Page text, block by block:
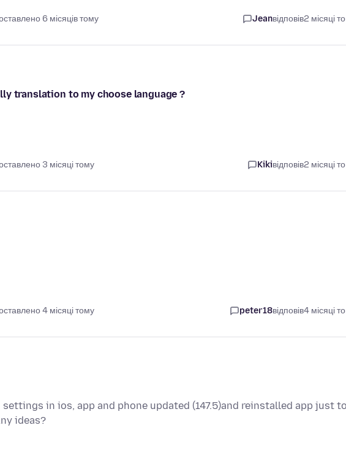
6 місяців тому Jeanвідповів2 місяці
translation to my choose language ?
3 місяці тому Kikiвідповів2 місяці
4 місяці тому peter18відповів4 місяці
in ios, app and phone updated (147.5)and reinstalled app just
ideas?